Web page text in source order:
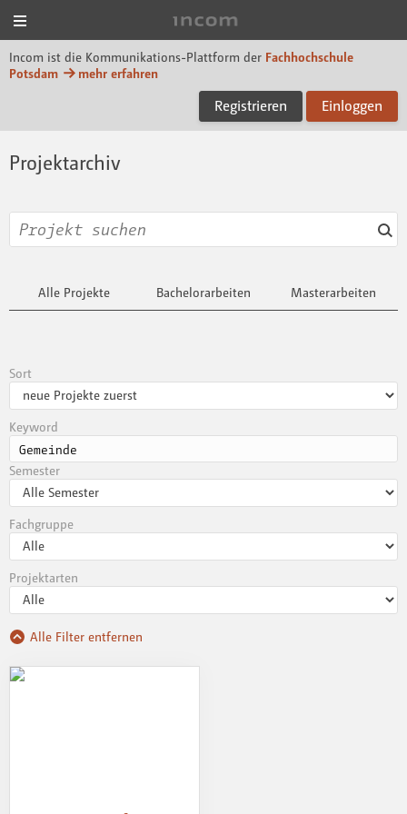
Incom ist die Kommunikations-Plattform der Fachhochschule
Potsdam
mehr erfahren
Registrieren Einloggen
Projektarchiv
Alle Projekte Bachelorarbeiten Masterarbeiten
Sort
Keyword
Semester
Fachgruppe
Projektarten
Alle Filter entfernen